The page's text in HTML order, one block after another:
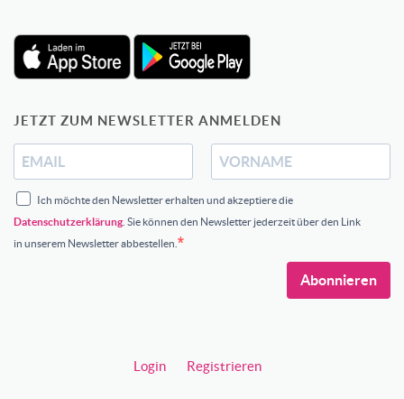
JETZT ZUM NEWSLETTER ANMELDEN
Ich möchte den Newsletter erhalten und akzeptiere die
Datenschutzerklärung . Sie können den Newsletter jederzeit über den Link
in unserem Newsletter abbestellen.
Abonnieren
Login Registrieren